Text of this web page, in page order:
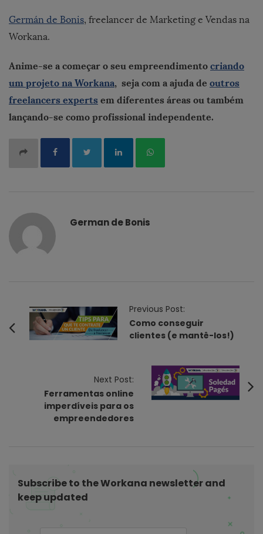
Germán de Bonis, freelancer de Marketing e Vendas na
Workana.
Anime-se a começar o seu empreendimento criando
um projeto na Workana, seja com a ajuda de outros
freelancers experts em diferentes áreas ou também
lançando-se como profissional independente.
German de Bonis
Previous Post:
Como conseguir
clientes (e mantê-los!)
Next Post:
Ferramentas online
imperdíveis para os
empreendedores
Subscribe to the Workana newsletter and
keep updated